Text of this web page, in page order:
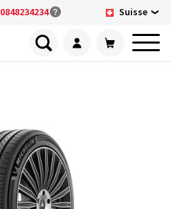
0848234234 Suisse